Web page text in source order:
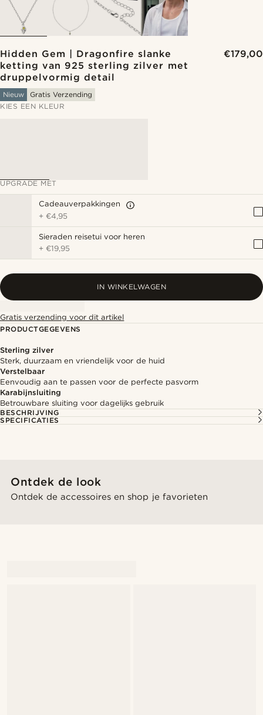
Hidden Gem | Dragonfire slanke
ketting van 925 sterling zilver met
druppelvormig detail
€179,00
Nieuw
Gratis Verzending
KIES EEN KLEUR
UPGRADE MET
Cadeauverpakkingen
+€4,95
Sieraden reisetui voor heren
+€19,95
IN WINKELWAGEN
Gratis verzending voor dit artikel
PRODUCTGEGEVENS
Sterling zilver
Sterk, duurzaam en vriendelijk voor de huid
Verstelbaar
Eenvoudig aan te passen voor de perfecte pasvorm
Karabijnsluiting
Betrouwbare sluiting voor dagelijks gebruik
BESCHRIJVING
SPECIFICATIES
Ontdek de look
Ontdek de accessoires en shop je favorieten